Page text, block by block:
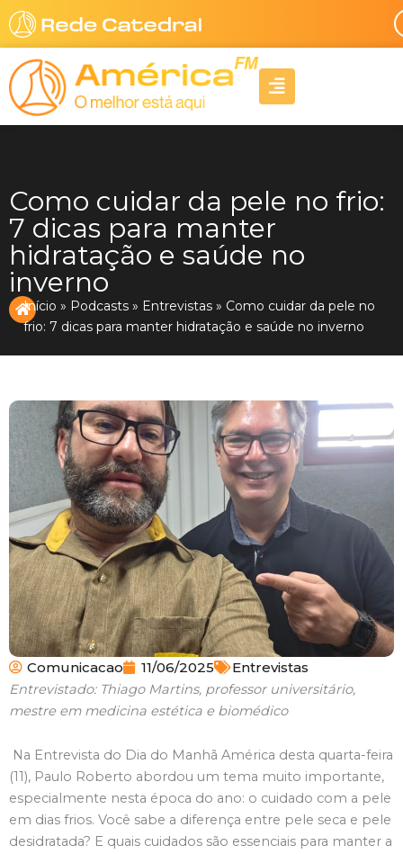
para
o
conteúdo
A
l
g
i
t
Como cuidar da pele no frio:
7 dicas para manter
hidratação e saúde no
inverno
Início » Podcasts» Entrevistas» Como cuidar da pele no
frio: 7 dicas para manter hidratação e saúde no inverno
Comunicacao 11/06/2025 Entrevistas
Entrevistado: Thiago Martins, professor universitário,
mestre em medicina estética e biomédico
Na Entrevista do Dia do Manhã América desta quarta-feira
(11), Paulo Roberto abordou um tema muito importante,
especialmente nesta época do ano: o cuidado com a pele
em dias frios. Você sabe a diferença entre pele seca e pele
desidratada? E quais cuidados são essenciais para manter a